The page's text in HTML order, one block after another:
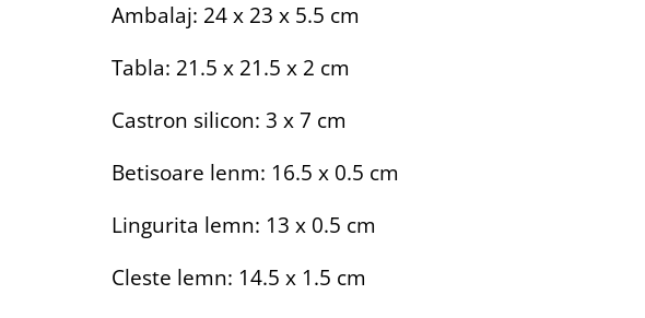
Ambalaj: 24 x 23 x 5.5 cm
Tabla: 21.5 x 21.5 x 2 cm
Castron silicon: 3 x 7 cm
Betisoare lenm: 16.5 x 0.5 cm
Lingurita lemn: 13 x 0.5 cm
Cleste lemn: 14.5 x 1.5 cm